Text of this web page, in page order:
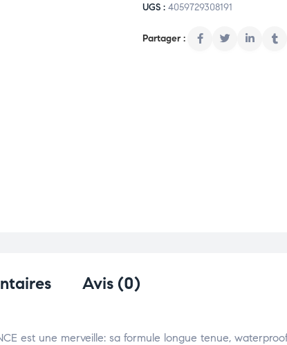
UGS : 4059729308191
Avis (0)
est une merveille: sa formule longue tenue,